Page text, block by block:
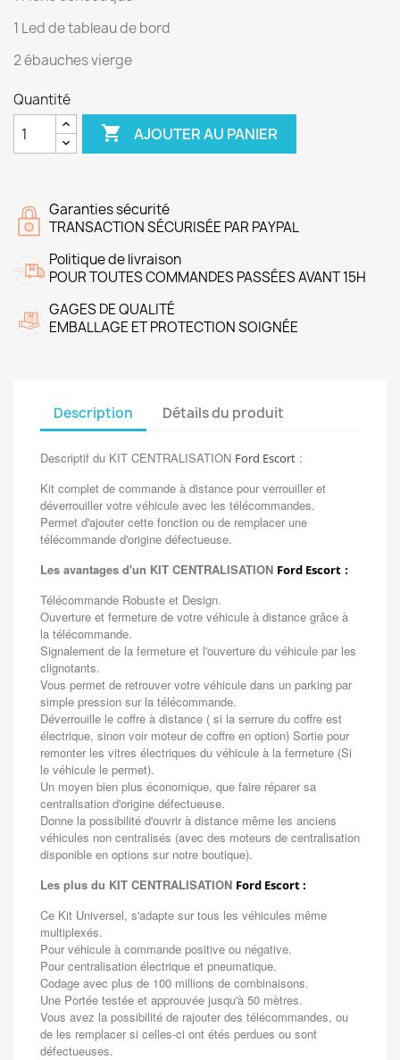
1 Led de tableau de bord
2 ébauches vierge
Quantité
 AJOUTER AU PANIER
Garanties sécurité
TRANSACTION SÉCURISÉE PAR PAYPAL
Politique de livraison
POUR TOUTES COMMANDES PASSÉES AVANT 15H
GAGES DE QUALITÉ
EMBALLAGE ET PROTECTION SOIGNÉE
Description Détails du produit
Descriptif du KIT CENTRALISATION Ford Escort :
Kit complet de commande à distance pour verrouiller et
déverrouiller votre véhicule avec les télécommandes.
Permet d'ajouter cette fonction ou de remplacer une
télécommande d'origine défectueuse.
Les avantages d'un KIT CENTRALISATION Ford Escort :
Télécommande Robuste et Design.
Ouverture et fermeture de votre véhicule à distance grâce à
la télécommande.
Signalement de la fermeture et l'ouverture du véhicule par les
clignotants.
Vous permet de retrouver votre véhicule dans un parking par
simple pression sur la télécommande.
Déverrouille le coffre à distance ( si la serrure du coffre est
électrique, sinon voir moteur de coffre en option) Sortie pour
remonter les vitres électriques du véhicule à la fermeture (Si
le véhicule le permet).
Un moyen bien plus économique, que faire réparer sa
centralisation d'origine défectueuse.
Donne la possibilité d'ouvrir à distance même les anciens
véhicules non centralisés (avec des moteurs de centralisation
disponible en options sur notre boutique).
Les plus du KIT CENTRALISATION Ford Escort :
Ce Kit Universel, s'adapte sur tous les véhicules même
multiplexés.
Pour véhicule à commande positive ou négative.
Pour centralisation électrique et pneumatique.
Codage avec plus de 100 millions de combinaisons.
Une Portée testée et approuvée jusqu'à 50 mètres.
Vous avez la possibilité de rajouter des télécommandes, ou
de les remplacer si celles-ci ont étés perdues ou sont
défectueuses.